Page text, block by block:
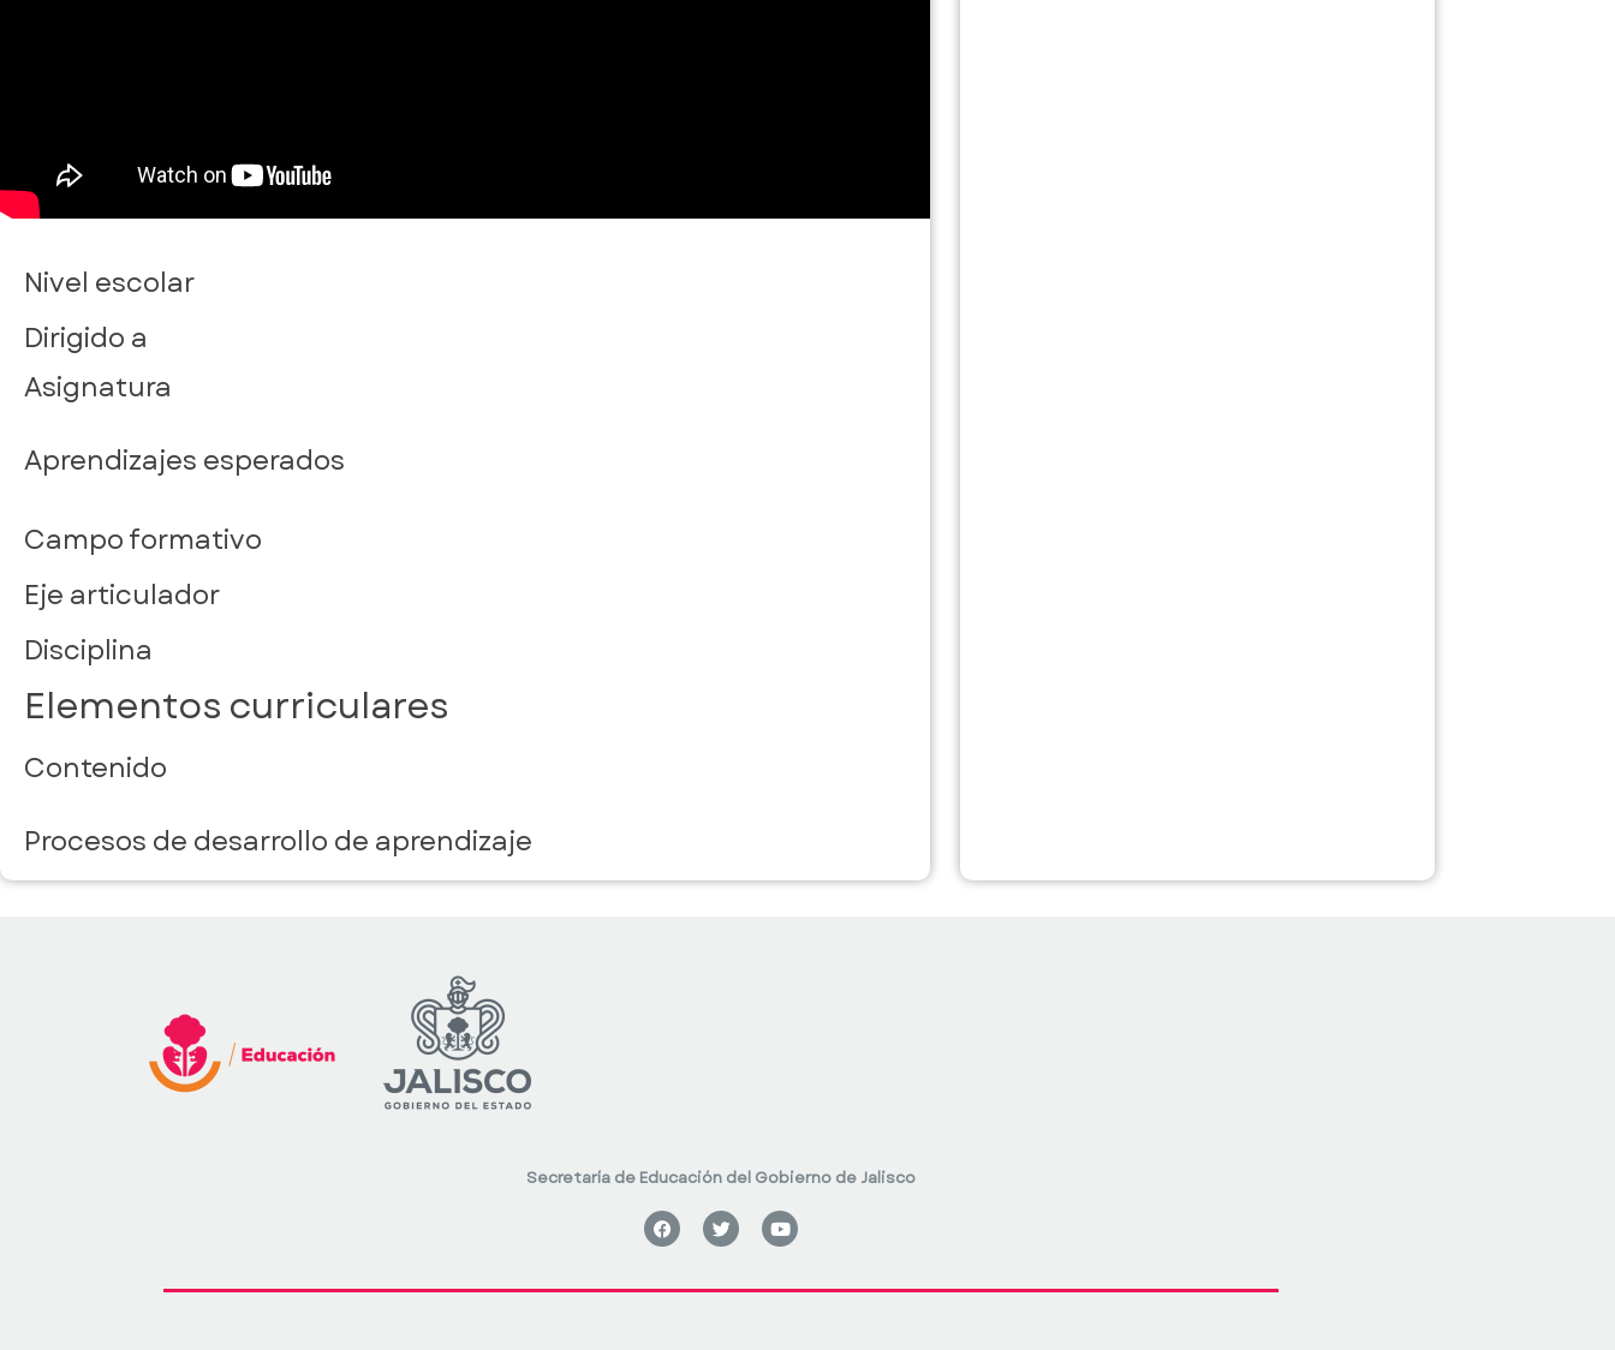
Nivel escolar
Dirigido a
Asignatura
Aprendizajes esperados
Campo formativo
Eje articulador
Disciplina
Elementos curriculares
Contenido
Procesos de desarrollo de aprendizaje
Secretaría de Educación del Gobierno de Jalisco